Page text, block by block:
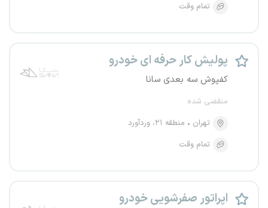
تمام وقت
پولیش کار حرفه ای خودرو
کفپوش سه بعدی سانا
منقضی شده
تهران
منطقه ۲۱، وردآورد
تمام وقت
اپراتور صفرشویی خودرو